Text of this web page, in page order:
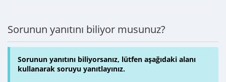
Sorunun yanıtını biliyor musunuz?
Sorunun yanıtını biliyorsanız, lütfen aşağıdaki alanı
kullanarak soruyu yanıtlayınız.